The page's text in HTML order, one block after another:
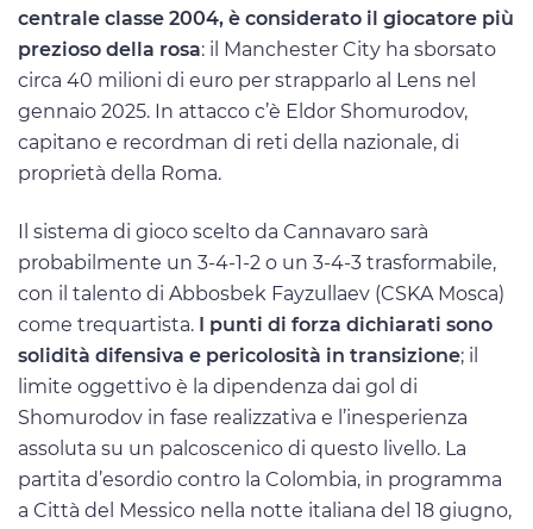
centrale classe 2004, è considerato il giocatore più
prezioso della rosa: il Manchester City ha sborsato
circa 40 milioni di euro per strapparlo al Lens nel
gennaio 2025. In attacco c’è Eldor Shomurodov,
capitano e recordman di reti della nazionale, di
proprietà della Roma.
Il sistema di gioco scelto da Cannavaro sarà
probabilmente un 3-4-1-2 o un 3-4-3 trasformabile,
con il talento di Abbosbek Fayzullaev (CSKA Mosca)
come trequartista. I punti di forza dichiarati sono
solidità difensiva e pericolosità in transizione; il
limite oggettivo è la dipendenza dai gol di
Shomurodov in fase realizzativa e l’inesperienza
assoluta su un palcoscenico di questo livello. La
partita d’esordio contro la Colombia, in programma
a Città del Messico nella notte italiana del 18 giugno,